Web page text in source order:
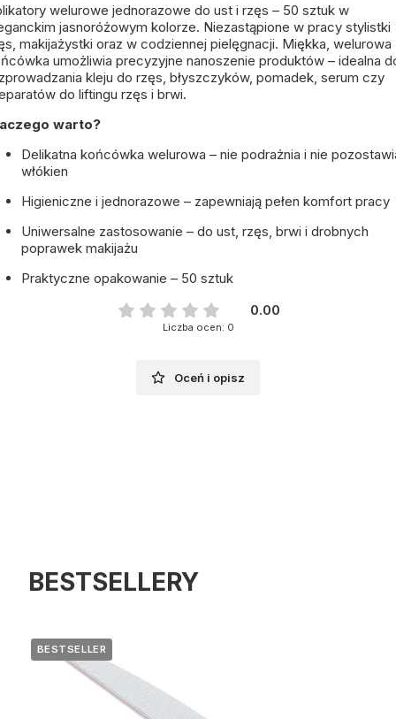
welurowe jednorazowe do ust i rzęs – 50 sztuk w
jasnoróżowym kolorze. Niezastąpione w pracy stylistki
makijażystki oraz w codziennej pielęgnacji. Miękka, welurowa
umożliwia precyzyjne nanoszenie produktów – idealna
kleju do rzęs, błyszczyków, pomadek, serum czy
do liftingu rzęs i brwi.
warto?
Delikatna końcówka welurowa – nie podrażnia i nie
włókien
Higieniczne i jednorazowe – zapewniają pełen komfort pracy
Uniwersalne zastosowanie – do ust, rzęs, brwi i drobnych
poprawek makijażu
Praktyczne opakowanie – 50 sztuk
0.00
Liczba ocen: 0
Oceń i opisz
BESTSELLERY
BESTSELLER